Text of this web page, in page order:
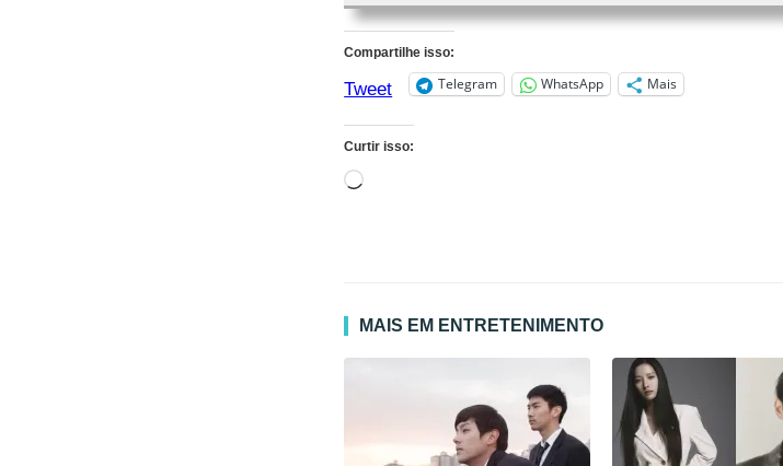
Compartilhe isso:
Tweet Telegram WhatsApp Mais
Curtir isso:
Carregando...
MAIS EM ENTRETENIMENTO